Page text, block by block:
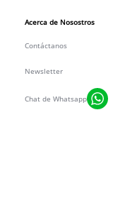
Acerca de Nosostros
Contáctanos
Newsletter
Chat de Whatsapp